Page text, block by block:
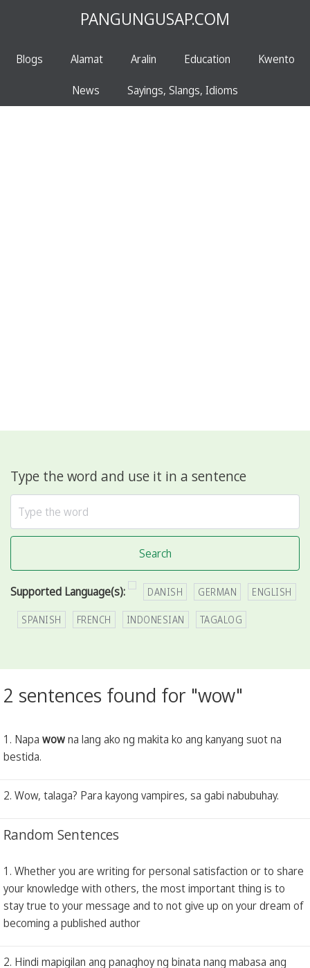
PANGUNGUSAP.COM
Blogs Alamat Aralin Education Kwento
News Sayings, Slangs, Idioms
Type the word and use it in a sentence
Search
Supported Language(s): DANISH GERMAN ENGLISH
SPANISH FRENCH INDONESIAN TAGALOG
2 sentences found for "wow"
1. Napa wowna lang ako ng makita ko ang kanyang suot na
bestida.
2. Wow, talaga? Para kayong vampires, sa gabi nabubuhay.
Random Sentences
1. Whether you are writing for personal satisfaction or to share
your knowledge with others, the most important thing is to
stay true to your message and to not give up on your dream of
becoming a published author
2. Hindi mapigilan ang panaghoy ng binata nang mabasa ang